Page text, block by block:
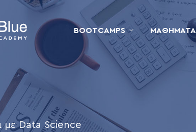
BOOTCAMPS ΜΑΘΉΜΑΤΑ
με Data Science